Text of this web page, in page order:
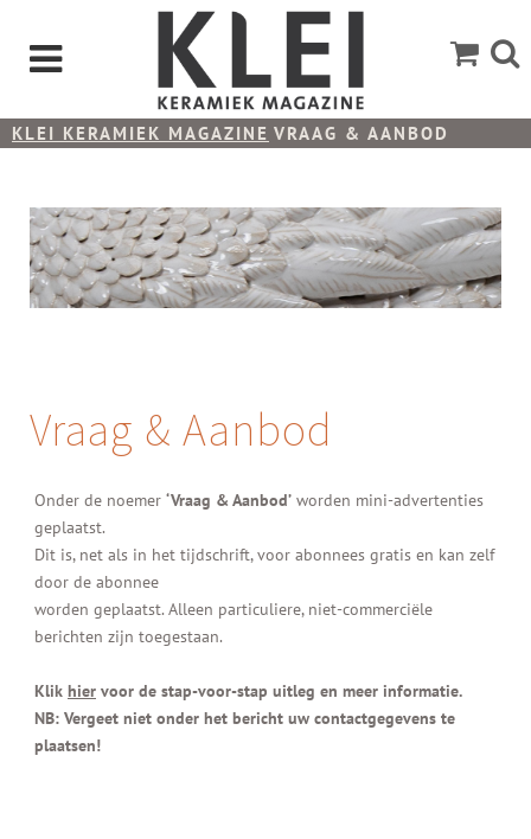
KLEI KERAMIEK MAGAZINE VRAAG & AANBOD
Vraag & Aanbod
Onder de noemer ‘Vraag & Aanbod’ worden mini-advertenties
geplaatst.
Dit is, net als in het tijdschrift, voor abonnees gratis en kan zelf
door de abonnee
worden geplaatst. Alleen particuliere, niet-commerciële
berichten zijn toegestaan.
Klik hier voor de stap-voor-stap uitleg en meer informatie.
NB: Vergeet niet onder het bericht uw contactgegevens te
plaatsen!